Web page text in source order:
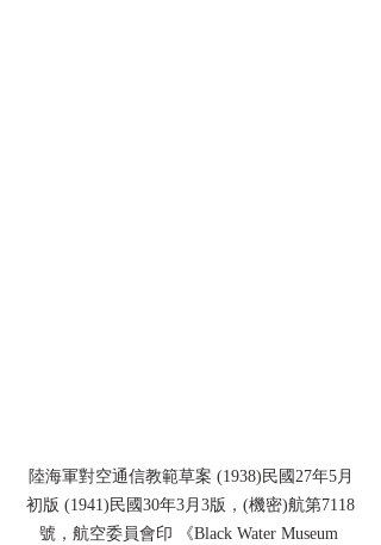
陸海軍對空通信教範草案 (1938)民國27年5月
初版 (1941)民國30年3月3版，(機密)航第7118
號，航空委員會印 《Black Water Museum